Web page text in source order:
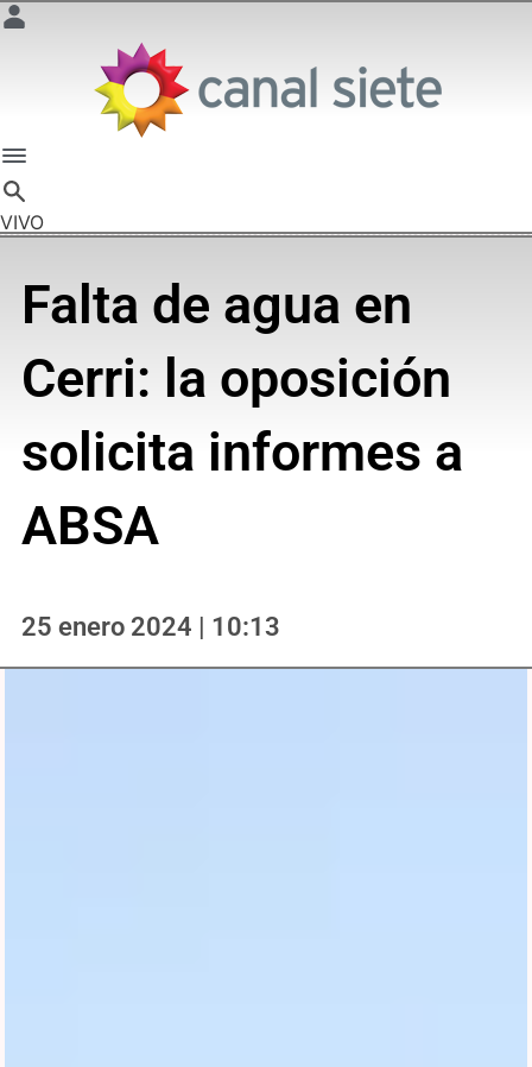
VIVO
Falta de agua en
Cerri: la oposición
solicita informes a
ABSA
25 enero 2024 | 10:13